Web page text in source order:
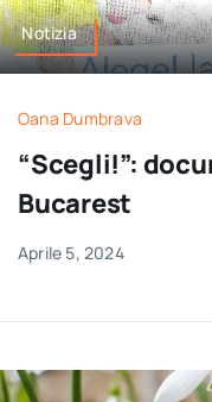
Notizia
Oana Dumbrava
“Scegli!”:
Bucarest
Aprile 5, 2024